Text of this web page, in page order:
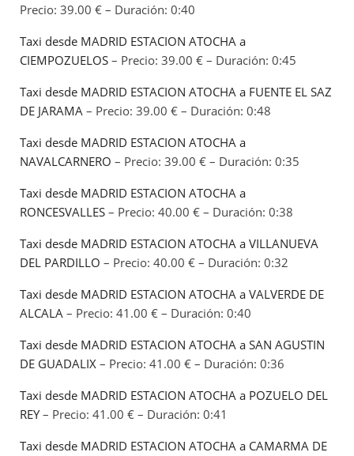
Precio: 39.00 € – Duración: 0:40
Taxi desde MADRID ESTACION ATOCHA a
CIEMPOZUELOS – Precio: 39.00 € – Duración: 0:45
Taxi desde MADRID ESTACION ATOCHA a FUENTE EL SAZ
DE JARAMA – Precio: 39.00 € – Duración: 0:48
Taxi desde MADRID ESTACION ATOCHA a
NAVALCARNERO – Precio: 39.00 € – Duración: 0:35
Taxi desde MADRID ESTACION ATOCHA a
RONCESVALLES – Precio: 40.00 € – Duración: 0:38
Taxi desde MADRID ESTACION ATOCHA a VILLANUEVA
DEL PARDILLO – Precio: 40.00 € – Duración: 0:32
Taxi desde MADRID ESTACION ATOCHA a VALVERDE DE
ALCALA – Precio: 41.00 € – Duración: 0:40
Taxi desde MADRID ESTACION ATOCHA a SAN AGUSTIN
DE GUADALIX – Precio: 41.00 € – Duración: 0:36
Taxi desde MADRID ESTACION ATOCHA a POZUELO DEL
REY– Precio: 41.00 € – Duración: 0:41
Taxi desde MADRID ESTACION ATOCHA a CAMARMA DE